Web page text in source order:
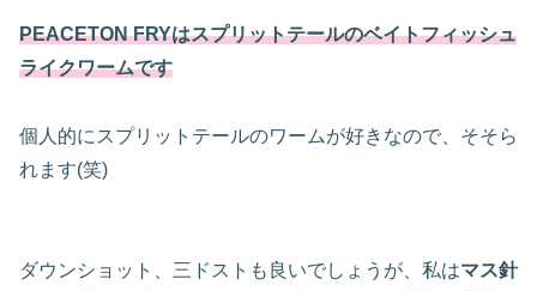
PEACETON FRYはスプリットテールのベイトフィッシュ
ライクワームです
個人的にスプリットテールのワームが好きなので、そそら
れます(笑)
ダウンショット、三ドストも良いでしょうが、私はマス針